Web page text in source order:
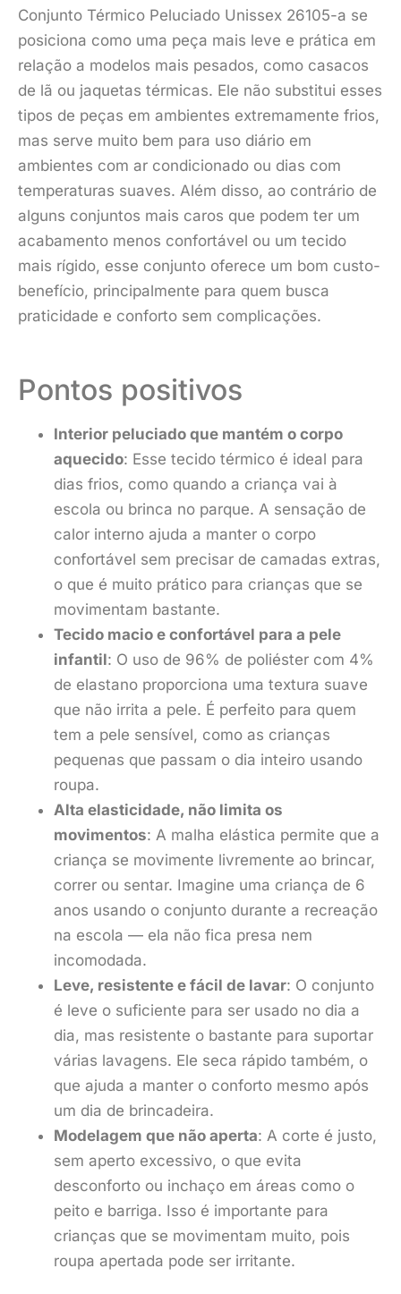
Conjunto Térmico Peluciado Unissex 26105-a se
posiciona como uma peça mais leve e prática em
relação a modelos mais pesados, como casacos
de lã ou jaquetas térmicas. Ele não substitui esses
tipos de peças em ambientes extremamente frios,
mas serve muito bem para uso diário em
ambientes com ar condicionado ou dias com
temperaturas suaves. Além disso, ao contrário de
alguns conjuntos mais caros que podem ter um
acabamento menos confortável ou um tecido
mais rígido, esse conjunto oferece um bom custo-
benefício, principalmente para quem busca
praticidade e conforto sem complicações.
Pontos positivos
Interior peluciado que mantém o corpo
aquecido: Esse tecido térmico é ideal para
dias frios, como quando a criança vai à
escola ou brinca no parque. A sensação de
calor interno ajuda a manter o corpo
confortável sem precisar de camadas extras,
o que é muito prático para crianças que se
movimentam bastante.
Tecido macio e confortável para a pele
infantil: O uso de 96% de poliéster com 4%
de elastano proporciona uma textura suave
que não irrita a pele. É perfeito para quem
tem a pele sensível, como as crianças
pequenas que passam o dia inteiro usando
roupa.
Alta elasticidade, não limita os
movimentos: A malha elástica permite que a
criança se movimente livremente ao brincar,
correr ou sentar. Imagine uma criança de 6
anos usando o conjunto durante a recreação
na escola — ela não fica presa nem
incomodada.
Leve, resistente e fácil de lavar: O conjunto
é leve o suficiente para ser usado no dia a
dia, mas resistente o bastante para suportar
várias lavagens. Ele seca rápido também, o
que ajuda a manter o conforto mesmo após
um dia de brincadeira.
Modelagem que não aperta: A corte é justo,
sem aperto excessivo, o que evita
desconforto ou inchaço em áreas como o
peito e barriga. Isso é importante para
crianças que se movimentam muito, pois
roupa apertada pode ser irritante.